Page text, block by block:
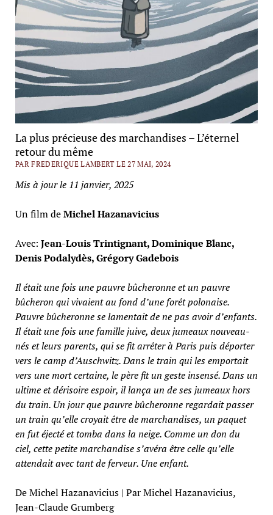
La plus précieuse des marchandises – L’éternel
retour du même
PAR FREDERIQUE LAMBERT LE 27 MAI, 2024
Mis à jour le 11 janvier, 2025
Un film deMichel Hazanavicius
Avec: Jean-Louis Trintignant, Dominique Blanc,
Denis Podalydès, Grégory Gadebois
Il était une fois une pauvre bûcheronne et un pauvre
bûcheron qui vivaient au fond d’une forêt polonaise.
Pauvre bûcheronne se lamentait de ne pas avoir d’enfants.
Il était une fois une famille juive, deux jumeaux nouveau-
nés et leurs parents, qui se fit arrêter à Paris puis déporter
vers le camp d’Auschwitz. Dans le train qui les emportait
vers une mort certaine, le père fit un geste insensé. Dans un
ultime et dérisoire espoir, il lança un de ses jumeaux hors
du train. Un jour que pauvre bûcheronne regardait passer
un train qu’elle croyait être de marchandises, un paquet
en fut éjecté et tomba dans la neige. Comme un don du
ciel, cette petite marchandise s’avéra être celle qu’elle
attendait avec tant de ferveur. Une enfant.
De Michel Hazanavicius | Par Michel Hazanavicius,
Jean-Claude Grumberg